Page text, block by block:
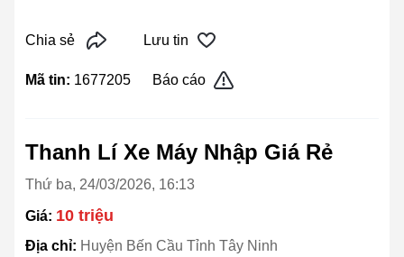
Chia sẻ Lưu tin
Mã tin: 1677205 Báo cáo
Thanh Lí Xe Máy Nhập Giá Rẻ
Thứ ba, 24/03/2026, 16:13
Giá: 10 triệu
Địa chỉ: Huyện Bến Cầu Tỉnh Tây Ninh